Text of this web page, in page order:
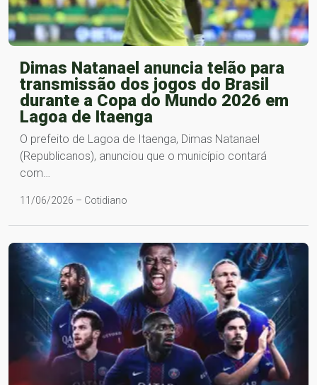
Dimas Natanael anuncia telão para
transmissão dos jogos do Brasil
durante a Copa do Mundo 2026 em
Lagoa de Itaenga
O prefeito de Lagoa de Itaenga, Dimas Natanael
(Republicanos), anunciou que o município contará
com…
11/06/2026 – Cotidiano